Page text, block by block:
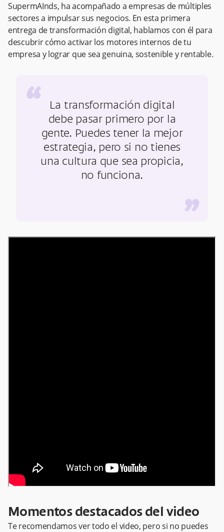
SupermAInds, ha acompañado a empresas de múltiples
sectores a impulsar sus negocios. En esta primera
entrega de transformación digital, hablamos con él para
descubrir cómo activar los motores internos de tu
empresa y lograr que sea genuina, sostenible y rentable.
“
La transformación digital
debe pasar primero por la
gente. Puedes tener la mejor
estrategia, pero si no tienes
una cultura que sea propicia,
no funciona.
”
Momentos destacados del video
Te recomendamos ver todo el video, pero si no puedes